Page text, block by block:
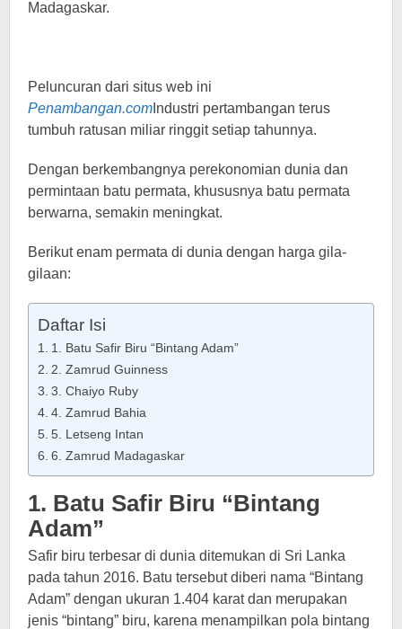
Madagaskar.
Peluncuran dari situs web ini
Penambangan.com Industri pertambangan terus
tumbuh ratusan miliar ringgit setiap tahunnya.
Dengan berkembangnya perekonomian dunia dan
permintaan batu permata, khususnya batu permata
berwarna, semakin meningkat.
Berikut enam permata di dunia dengan harga gila-
gilaan:
Daftar Isi
1. Batu Safir Biru “Bintang Adam”
2. Zamrud Guinness
3. Chaiyo Ruby
4. Zamrud Bahia
5. Letseng Intan
6. Zamrud Madagaskar
1. Batu Safir Biru “Bintang
Adam”
Safir biru terbesar di dunia ditemukan di Sri Lanka
pada tahun 2016. Batu tersebut diberi nama “Bintang
Adam” dengan ukuran 1.404 karat dan merupakan
jenis “bintang” biru, karena menampilkan pola bintang